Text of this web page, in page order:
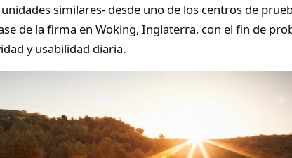
similares- desde uno de los centros de
de la firma en Woking, Inglaterra, con el fin de
y usabilidad diaria.